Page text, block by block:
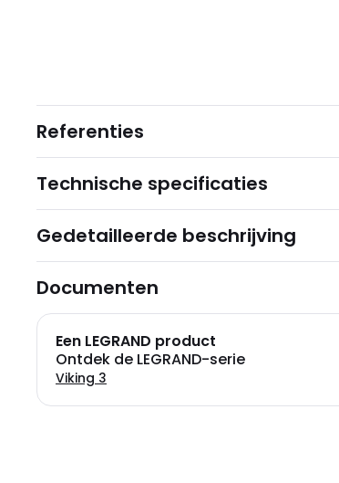
Referenties
Technische specificaties
Gedetailleerde beschrijving
Documenten
Een LEGRAND product
Ontdek de LEGRAND-serie
Viking 3